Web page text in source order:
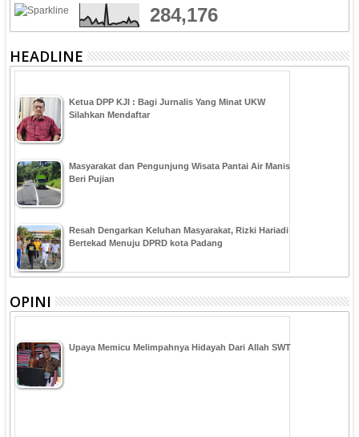
284,176
HEADLINE
Ketua DPP KJI : Bagi Jurnalis Yang Minat UKW
Silahkan Mendaftar
Masyarakat dan Pengunjung Wisata Pantai Air Manis
Beri Pujian
Resah Dengarkan Keluhan Masyarakat, Rizki Hariadi
Bertekad Menuju DPRD kota Padang
OPINI
Upaya Memicu Melimpahnya Hidayah Dari Allah SWT